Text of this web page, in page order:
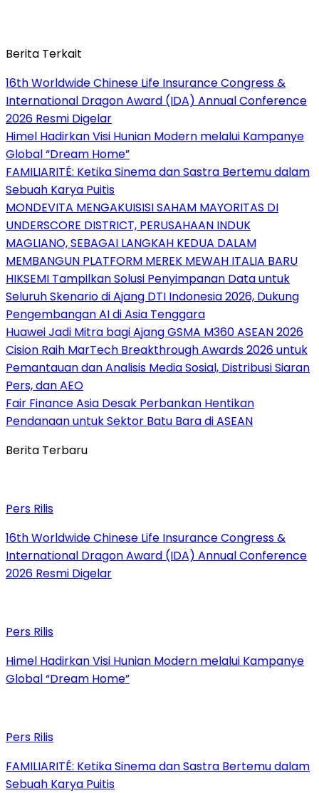
Berita Terkait
16th Worldwide Chinese Life Insurance Congress &
International Dragon Award (IDA) Annual Conference
2026 Resmi Digelar
Himel Hadirkan Visi Hunian Modern melalui Kampanye
Global “Dream Home”
FAMILIARITÉ: Ketika Sinema dan Sastra Bertemu dalam
Sebuah Karya Puitis
MONDEVITA MENGAKUISISI SAHAM MAYORITAS DI
UNDERSCORE DISTRICT, PERUSAHAAN INDUK
MAGLIANO, SEBAGAI LANGKAH KEDUA DALAM
MEMBANGUN PLATFORM MEREK MEWAH ITALIA BARU
HIKSEMI Tampilkan Solusi Penyimpanan Data untuk
Seluruh Skenario di Ajang DTI Indonesia 2026, Dukung
Pengembangan AI di Asia Tenggara
Huawei Jadi Mitra bagi Ajang GSMA M360 ASEAN 2026
Cision Raih MarTech Breakthrough Awards 2026 untuk
Pemantauan dan Analisis Media Sosial, Distribusi Siaran
Pers, dan AEO
Fair Finance Asia Desak Perbankan Hentikan
Pendanaan untuk Sektor Batu Bara di ASEAN
Berita Terbaru
Pers Rilis
16th Worldwide Chinese Life Insurance Congress &
International Dragon Award (IDA) Annual Conference
2026 Resmi Digelar
Pers Rilis
Himel Hadirkan Visi Hunian Modern melalui Kampanye
Global “Dream Home”
Pers Rilis
FAMILIARITÉ: Ketika Sinema dan Sastra Bertemu dalam
Sebuah Karya Puitis